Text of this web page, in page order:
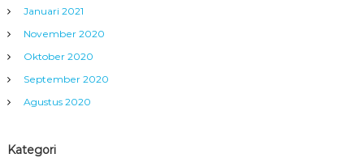
Januari 2021
November 2020
Oktober 2020
September 2020
Agustus 2020
Kategori